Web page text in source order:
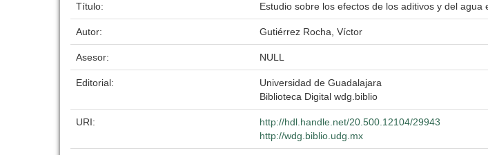
Título: Estudio sobre los efectos de los aditivos y del
Autor: Gutiérrez Rocha, Víctor
Asesor: NULL
Editorial:
Universidad de Guadalajara
Biblioteca Digital wdg.biblio
URI:
http://hdl.handle.net/20.500.12104/29943
http://wdg.biblio.udg.mx